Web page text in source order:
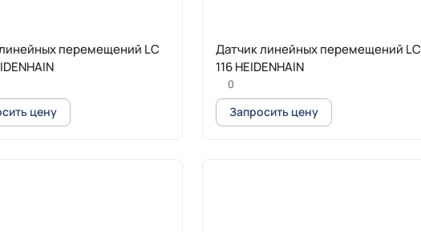
перемещений LC
цену
Датчик линейных перемещений LC
116 HEIDENHAIN
0
Запросить цену